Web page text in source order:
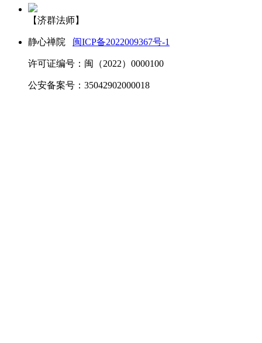
【济群法师】
静心禅院 闽ICP备2022009367号-1
许可证编号：闽（2022）0000100
公安备案号：35042902000018